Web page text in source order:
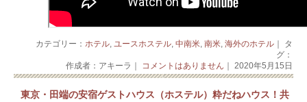
カテゴリー： ホテル, ユースホステル, 中南米, 南米, 海外のホテル｜ タ
グ：
作成者：アキーラ｜
コメントはありません ｜ 2020年5月15日
東京・田端の安宿ゲストハウス（ホステル）粋だねハウス！共